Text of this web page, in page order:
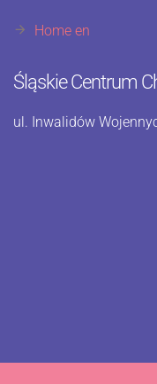
Home en
Śląskie Centrum
ul. Inwalidów